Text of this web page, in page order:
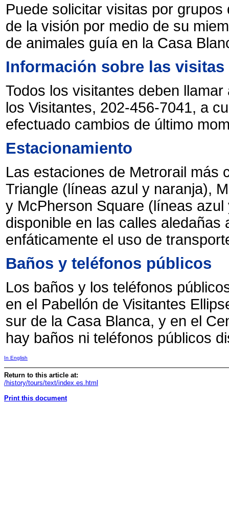
Puede solicitar visitas por
de la visión por medio de su
de animales guía en la Casa
Información sobre las visitas
Todos los visitantes deben
los Visitantes, 202-456-7041, a
efectuado cambios de último
Estacionamiento
Las estaciones de Metrorail más
Triangle (líneas azul y naranja),
y McPherson Square (líneas
disponible en las calles
enfáticamente el uso de
Baños y teléfonos públicos
Los baños y los teléfonos
en el Pabellón de Visitantes
sur de la Casa Blanca, y en el
hay baños ni teléfonos públicos
In English
Return to this article at:
/history/tours/text/index.es.html
Print this document